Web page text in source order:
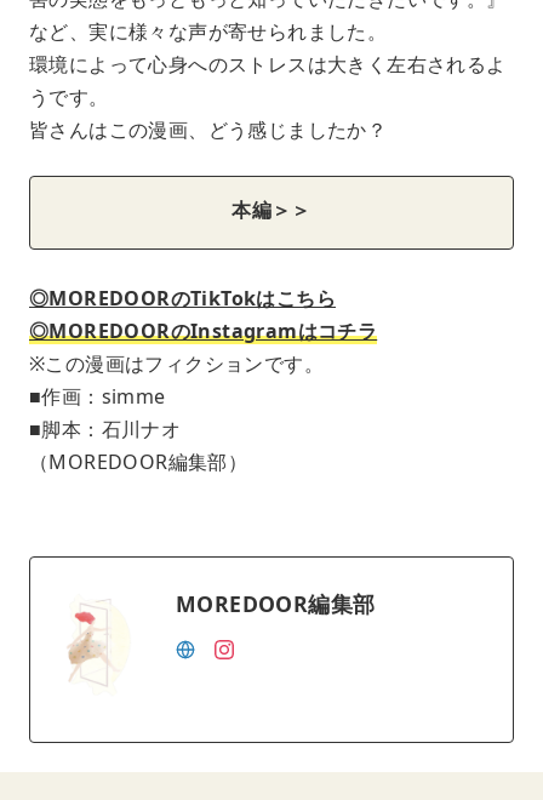
など、実に様々な声が寄せられました。
環境によって心身へのストレスは大きく左右されるよ
うです。
皆さんはこの漫画、どう感じましたか？
本編＞＞
◎MOREDOORのTikTokはこちら
◎MOREDOORのInstagramはコチラ
※この漫画はフィクションです。
■作画：simme
■脚本：石川ナオ
（MOREDOOR編集部）
MOREDOOR編集部